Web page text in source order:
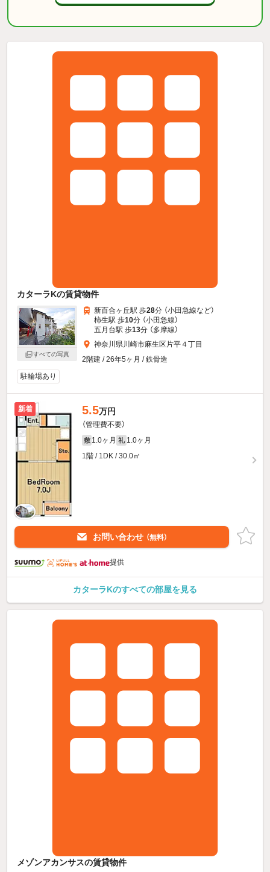
カターラKの賃貸物件
すべての写真
新百合ヶ丘駅 歩28分 （小田急線など）
柿生駅 歩10分 （小田急線）
五月台駅 歩13分 （多摩線）
神奈川県川崎市麻生区片平４丁目
2階建 / 26年5ヶ月 / 鉄骨造
駐輪場あり
新着 5.5万円
（管理費不要）
敷 1.0ヶ月 礼 1.0ヶ月
1階 / 1DK / 30.0㎡
お問い合わせ （無料）
提供
カターラKのすべての部屋を見る
メゾンアカンサスの賃貸物件